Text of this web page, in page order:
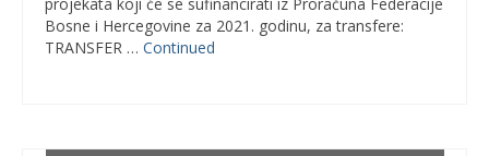
Bosne i Hercegovine za 2021. godinu, za transfere:
TRANSFER … Continued